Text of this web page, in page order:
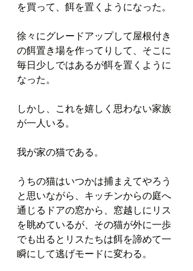
を買って、餌を置くようになった。
徐々にグレードアップして屋根付き
の餌置き場を作ってりして、そこに
毎日少しではあるが餌を置くように
なった。
しかし、これを嬉しく思わない家族
が一人いる。
我が家の猫である。
うちの猫はいつかは捕まえてやろう
と思いながら、キッチンからの庭へ
通じるドアの窓から、窓越しにリス
を眺めているが、その猫が外に一歩
でも出るとリスたちは餌を諦めて一
瞬にして逃げモードに変わる。